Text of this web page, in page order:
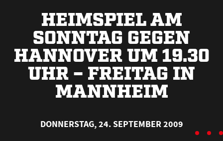
HEIMSPIEL AM
SONNTAG GEGEN
HANNOVER UM 19.30
UHR – FREITAG IN
MANNHEIM
DONNERSTAG, 24. SEPTEMBER 2009